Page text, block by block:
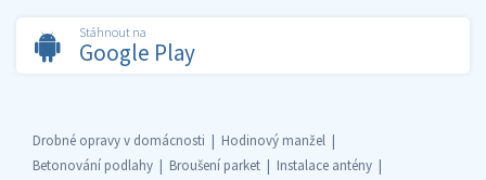
Stáhnout na
Google Play
Drobné opravy v domácnosti
Hodinový manžel
Betonování podlahy
Broušení parket
Instalace antény